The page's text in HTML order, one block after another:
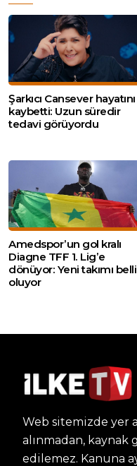
Şarkıcı Cansever hayatını
kaybetti: Uzun süredir
tedavi görüyordu
Amedspor’un gol kralı
Diagne TFF 1. Lig’e
dönüyor: Yeni takımı belli
oluyor
Web sitemizde yer
alınmadan,
edilemez. Kanuna